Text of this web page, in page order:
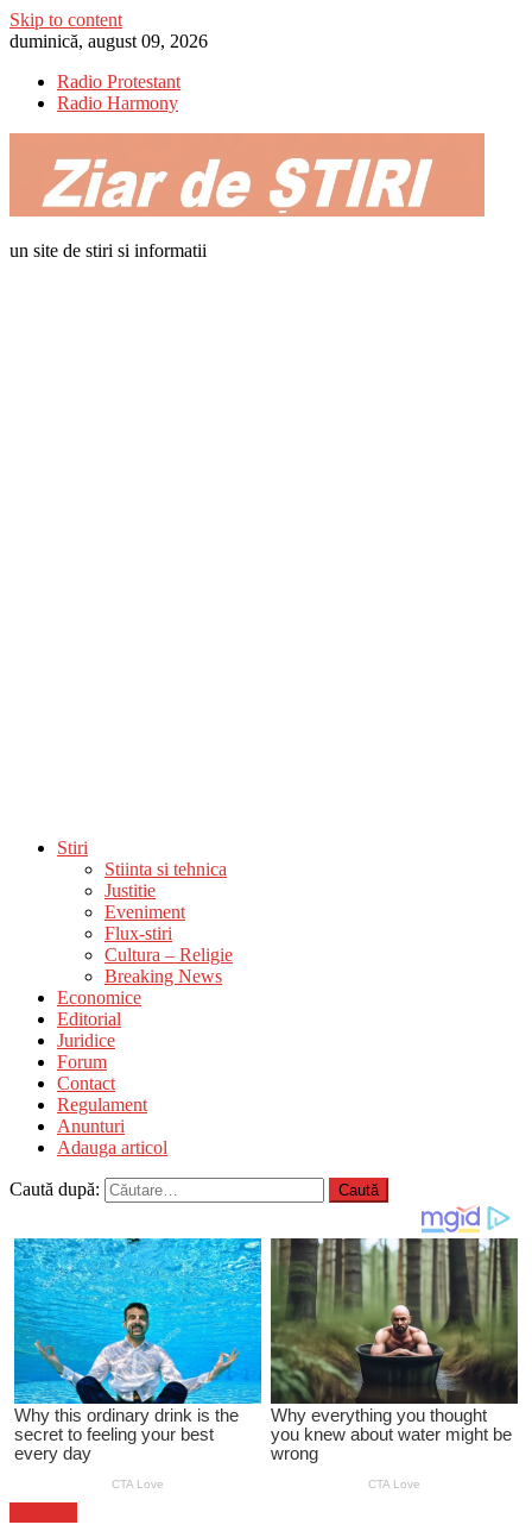
Skip to content
duminică, august 09, 2026
Radio Protestant
Radio Harmony
un site de stiri si informatii
Stiri
Stiinta si tehnica
Justitie
Eveniment
Flux-stiri
Cultura – Religie
Breaking News
Economice
Editorial
Juridice
Forum
Contact
Regulament
Anunturi
Adauga articol
Caută după: